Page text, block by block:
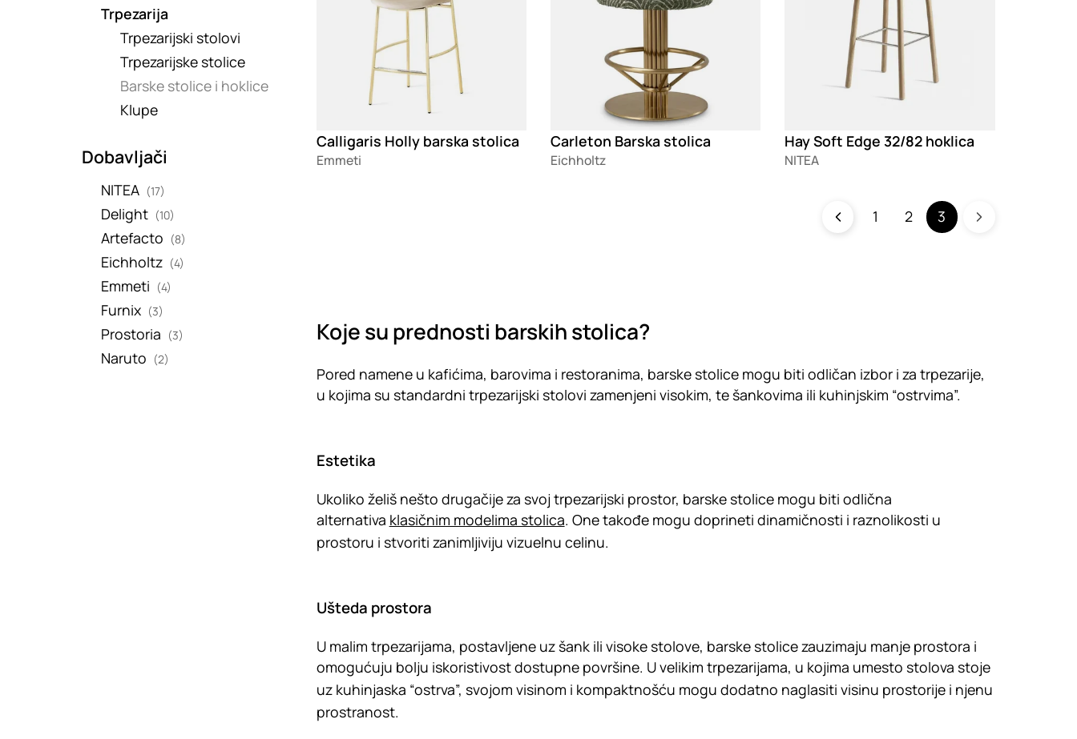
Trpezarija
Trpezarijski stolovi
Trpezarijske stolice
Barske stolice i hoklice
Klupe
Dobavljači
NITEA (17)
Delight (10)
Artefacto (8)
Eichholtz (4)
Emmeti (4)
Furnix (3)
Prostoria (3)
Naruto (2)
Calligaris Holly barska stolica
Emmeti
Carleton Barska stolica
Eichholtz
Hay Soft Edge 32/82 hoklica
NITEA
1 2 3
Koje su prednosti barskih stolica?
Pored namene u kafićima, barovima i restoranima, barske stolice mogu biti odličan izbor i za trpezarije,
u kojima su standardni trpezarijski stolovi zamenjeni visokim, te šankovima ili kuhinjskim “ostrvima”.
Estetika
Ukoliko želiš nešto drugačije za svoj trpezarijski prostor, barske stolice mogu biti odlična
alternativa klasičnim modelima stolica. One takođe mogu doprineti dinamičnosti i raznolikosti u
prostoru i stvoriti zanimljiviju vizuelnu celinu.
Ušteda prostora
U malim trpezarijama, postavljene uz šank ili visoke stolove, barske stolice zauzimaju manje prostora i
omogućuju bolju iskoristivost dostupne površine. U velikim trpezarijama, u kojima umesto stolova stoje
uz kuhinjaska “ostrva”, svojom visinom i kompaktnošću mogu dodatno naglasiti visinu prostorije i njenu
prostranost.